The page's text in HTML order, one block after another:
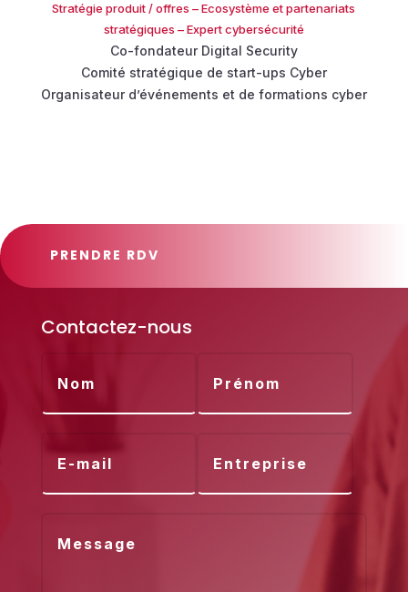
Stratégie produit / offres – Ecosystème et partenariats
stratégiques – Expert cybersécurité
Co-fondateur Digital Security
Comité stratégique de start-ups Cyber
Organisateur d’événements et de formations cyber
PRENDRE RDV
Contactez-nous